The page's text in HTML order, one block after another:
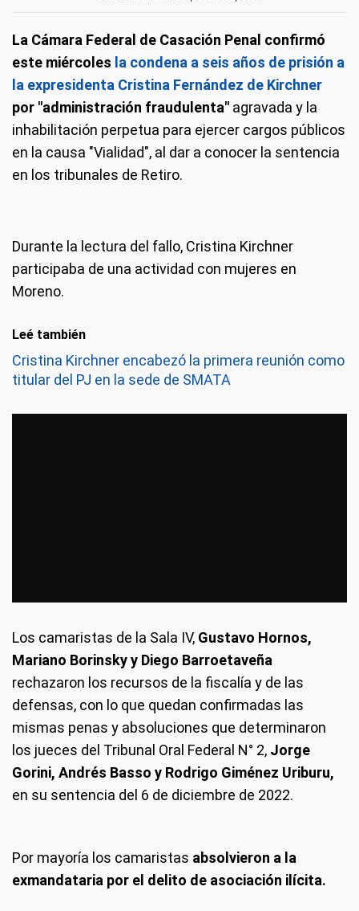
La Cámara Federal de Casación Penal confirmó
este miércoles la condena a seis años de prisión a
la expresidenta Cristina Fernández de Kirchner
por "administración fraudulenta" agravada y la
inhabilitación perpetua para ejercer cargos públicos
en la causa "Vialidad", al dar a conocer la sentencia
en los tribunales de Retiro.
Durante la lectura del fallo, Cristina Kirchner
participaba de una actividad con mujeres en
Moreno.
Leé también
Cristina Kirchner encabezó la primera reunión como
titular del PJ en la sede de SMATA
Los camaristas de la Sala IV, Gustavo Hornos,
Mariano Borinsky y Diego Barroetaveña
rechazaron los recursos de la fiscalía y de las
defensas, con lo que quedan confirmadas las
mismas penas y absoluciones que determinaron
los jueces del Tribunal Oral Federal N° 2, Jorge
Gorini, Andrés Basso y Rodrigo Giménez Uriburu,
en su sentencia del 6 de diciembre de 2022.
Por mayoría los camaristas absolvieron a la
exmandataria por el delito de asociación ilícita.